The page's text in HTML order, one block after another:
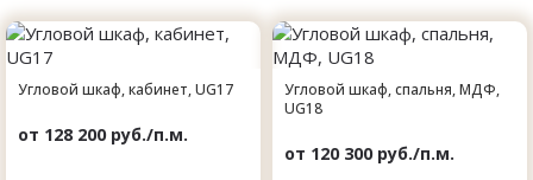
Угловой шкаф, кабинет, UG17
от 128 200 руб./п.м.
Угловой шкаф, спальня, МДФ,
UG18
от 120 300 руб./п.м.